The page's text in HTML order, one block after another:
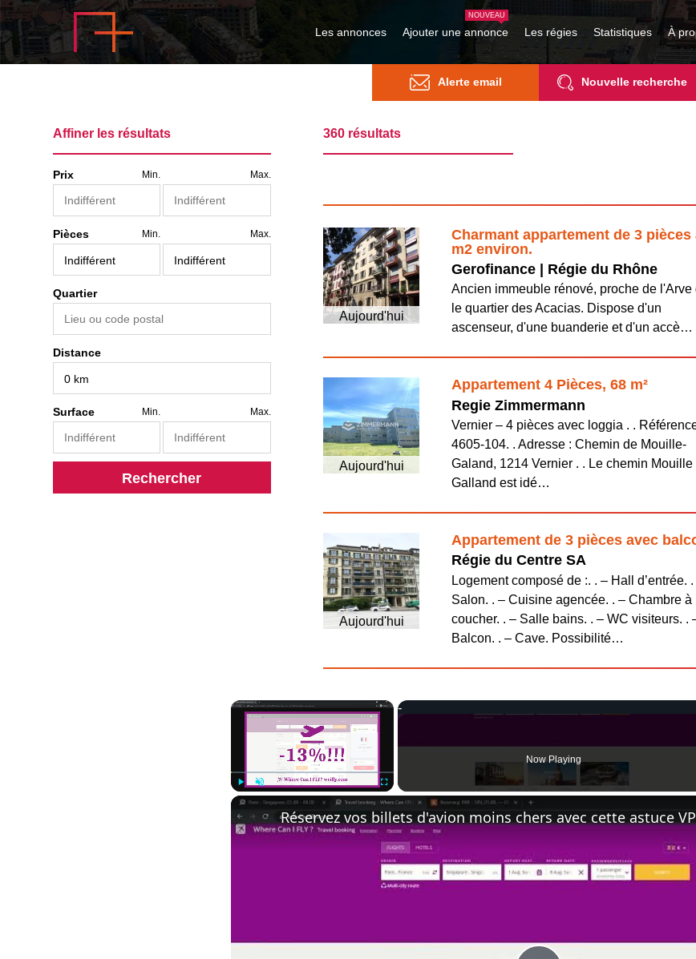
Les annonces Ajouter une annonce Les régies Statistiques À
Alerte email Nouvelle recherche
Affiner les résultats
Prix Min. Max.
Pièces Min. Max.
Quartier
Distance
Surface Min. Max.
Rechercher
360 résultats
Charmant appartement de 3
m2 environ.
Aujourd'hui
Gerofinance | Régie du Rhône
Ancien immeuble rénové, proche de l'Arve
le quartier des Acacias. Dispose d'un
ascenseur, d'une buanderie et d'un accè…
Appartement 4 Pièces, 68 m²
Aujourd'hui
Regie Zimmermann
Vernier – 4 pièces avec loggia . .
4605-104. . Adresse : Chemin de Mouille-
Galand, 1214 Vernier . . Le chemin Mouille
Galland est idé…
Appartement de 3 pièces avec
Aujourd'hui
Régie du Centre SA
Logement composé de :. . – Hall d’entrée. .
Salon. . – Cuisine agencée. . – Chambre à
coucher. . – Salle bains. . – WC visiteurs. .
Balcon. . – Cave. Possibilité…
×
Play Unmute Fullscreen
Now Playing